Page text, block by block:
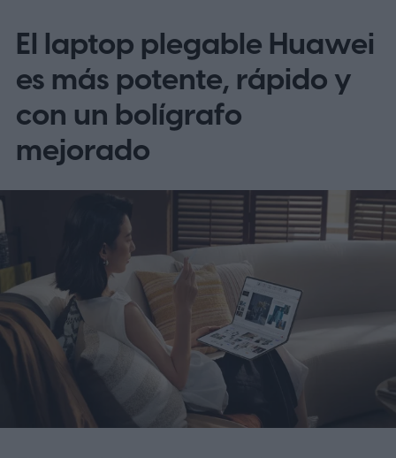
El laptop plegable Huawei
es más potente, rápido y
con un bolígrafo
mejorado